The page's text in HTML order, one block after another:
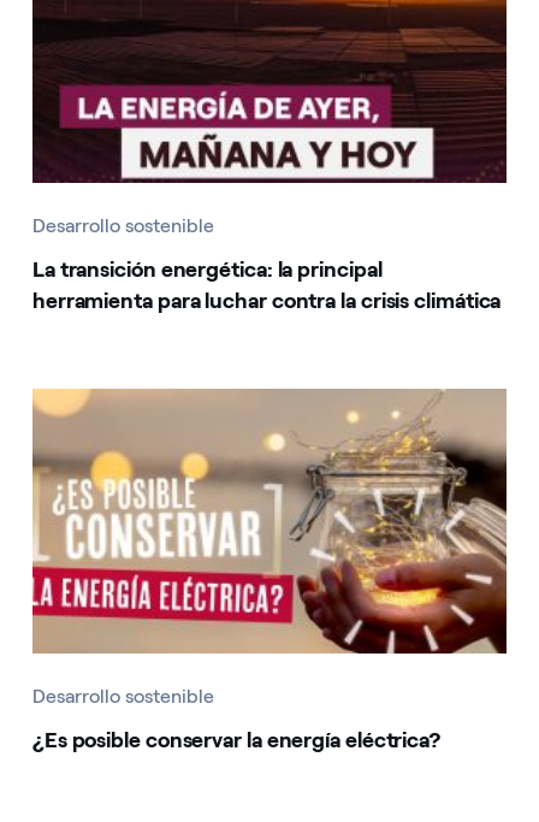
Desarrollo sostenible
La transición energética: la principal
herramienta para luchar contra la crisis climática
Desarrollo sostenible
¿Es posible conservar la energía eléctrica?